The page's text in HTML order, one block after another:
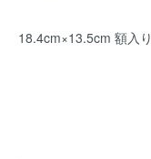
18.4cm×13.5cm 額入り